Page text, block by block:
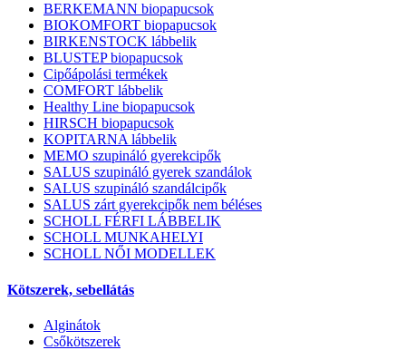
BERKEMANN biopapucsok
BIOKOMFORT biopapucsok
BIRKENSTOCK lábbelik
BLUSTEP biopapucsok
Cipőápolási termékek
COMFORT lábbelik
Healthy Line biopapucsok
HIRSCH biopapucsok
KOPITARNA lábbelik
MEMO szupináló gyerekcipők
SALUS szupináló gyerek szandálok
SALUS szupináló szandálcipők
SALUS zárt gyerekcipők nem béléses
SCHOLL FÉRFI LÁBBELIK
SCHOLL MUNKAHELYI
SCHOLL NŐI MODELLEK
Kötszerek, sebellátás
Alginátok
Csőkötszerek